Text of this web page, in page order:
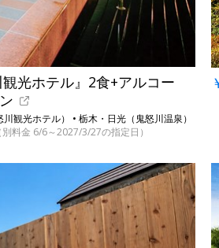
光ホテル』2食+アルコー
観光ホテル） • 栃木・日光（鬼怒川温泉）
料金 6/6～2027/3/27の指定日）